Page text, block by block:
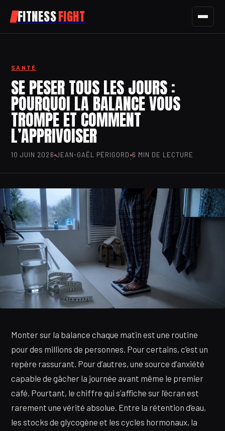
FITNESSFIGHT
SPORT
NUTRITION
SANTÉ
BIEN-ÊTRE
SANTÉ
SE PESER TOUS LES JOURS :
POURQUOI LA BALANCE VOUS
TROMPE ET COMMENT
L’APPRIVOISER
10 JUIN 2026·JEAN-GAËL PÉRIGORD·6 MIN DE LECTURE
Monter sur la balance chaque matin est une routine
pour des millions de personnes. Pour certains, c’est un
repère rassurant. Pour d’autres, une source d’anxiété
capable de gâcher la journée avant même le premier
café. Pourtant, le chiffre qui s’affiche sur l’écran est
rarement une vérité absolue. Entre la rétention d’eau,
les stocks de glycogène et les cycles hormonaux, la